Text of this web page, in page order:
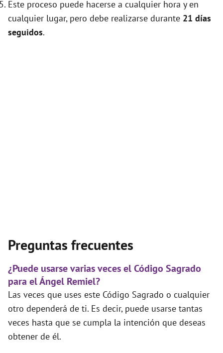
Este proceso puede hacerse a cualquier hora y en
cualquier lugar, pero debe realizarse durante 21 días
seguidos.
Preguntas frecuentes
¿Puede usarse varias veces el Código Sagrado
para el Ángel Remiel?
Las veces que uses este Código Sagrado o cualquier
otro dependerá de ti. Es decir, puede usarse tantas
veces hasta que se cumpla la intención que deseas
obtener de él.